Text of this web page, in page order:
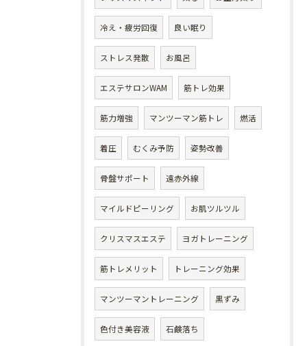
冷え・疲労回復 良い眠り
ストレス発散 お風呂
エステサロンWAM 筋トレ効果
筋力増強 マンツーマン筋トレ 燃活
着圧 むくみ予防 姿勢改善
骨盤サポート 遠赤外線
マイルドピーリング お肌ツルツル
クリスマスエステ ヨガトレーニング
筋トレメリット トレーニング効果
マンツーマントレーニング 黒ずみ
色付き美容液 石鹸落ち